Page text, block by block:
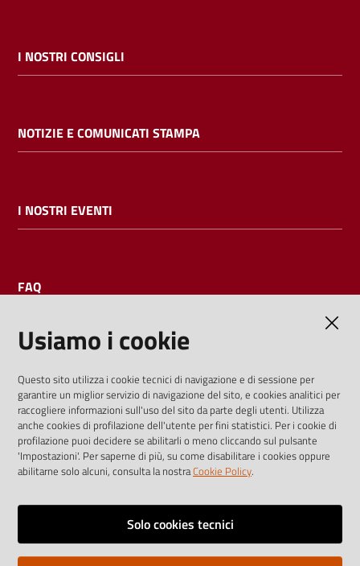
cataloghi
bibliotecario
I NOSTRI CONSIGLI
NOTIZIE E COMUNICATI STAMPA
I NOSTRI EVENTI
FAQ
I dati personali pubblicati sono riutilizzabili solo alle condizioni
previste dalla direttiva comunitaria 2003/98/CE e dal d.lgs.
36/2006
Vai alla pagina
Note legali
Usiamo i cookie
Questo sito utilizza i cookie tecnici di navigazione e di sessione per
garantire un miglior servizio di navigazione del sito, e cookies analitici per
raccogliere informazioni sull'uso del sito da parte degli utenti. Utilizza
anche cookies di profilazione dell'utente per fini statistici. Per i cookie di
profilazione puoi decidere se abilitarli o meno cliccando sul pulsante
'Impostazioni'. Per saperne di più, su come disabilitare i cookies oppure
abilitarne solo alcuni, consulta la nostraCookie Policy.
Solo cookies tecnici